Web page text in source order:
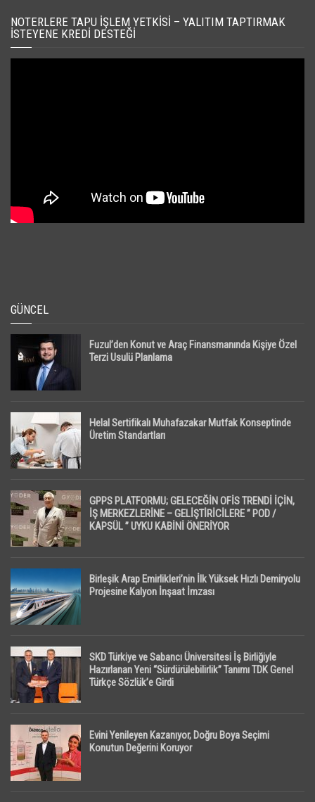
NOTERLERE TAPU İŞLEM YETKISI – YALITIM TAPTIRMAK
İSTEYENE KREDI DESTEĞI
GÜNCEL
Fuzul’den Konut ve Araç Finansmanında Kişiye Özel
Terzi Usulü Planlama
Helal Sertifikalı Muhafazakar Mutfak Konseptinde
Üretim Standartları
GPPS PLATFORMU; GELECEĞİN OFİS TRENDİ İÇİN,
İŞ MERKEZLERİNE – GELİŞTİRİCİLERE ” POD /
KAPSÜL ” UYKU KABİNİ ÖNERİYOR
Birleşik Arap Emirlikleri’nin İlk Yüksek Hızlı Demiryolu
Projesine Kalyon İnşaat İmzası
SKD Türkiye ve Sabancı Üniversitesi İş Birliğiyle
Hazırlanan Yeni “Sürdürülebilirlik” Tanımı TDK Genel
Türkçe Sözlük’e Girdi
Evini Yenileyen Kazanıyor, Doğru Boya Seçimi
Konutun Değerini Koruyor